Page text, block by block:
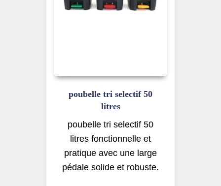
poubelle tri selectif 50
litres
poubelle tri selectif 50
litres fonctionnelle et
pratique avec une large
pédale solide et robuste.